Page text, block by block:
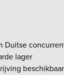
Duitse
lager
beschikbaar